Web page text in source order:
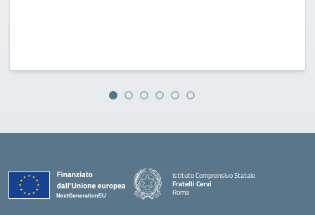
Istituto Comprensivo Statale
Fratelli Cervi
Roma